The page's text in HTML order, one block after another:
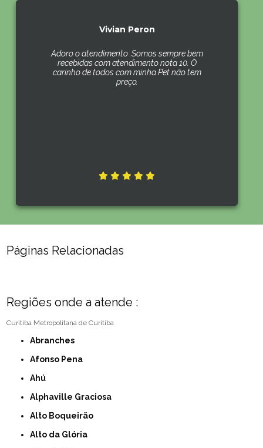
Vivian Peron
Adoro o atendimento .Somos sempre bem
recebidas com atendimento nota 10. O
carinho de todos com minha Pet não tem
preço.
Páginas Relacionadas
Regiões onde a atende :
Curitiba Metropolitana de Curitiba
Abranches
Afonso Pena
Ahú
Alphaville Graciosa
Alto Boqueirão
Alto da Glória